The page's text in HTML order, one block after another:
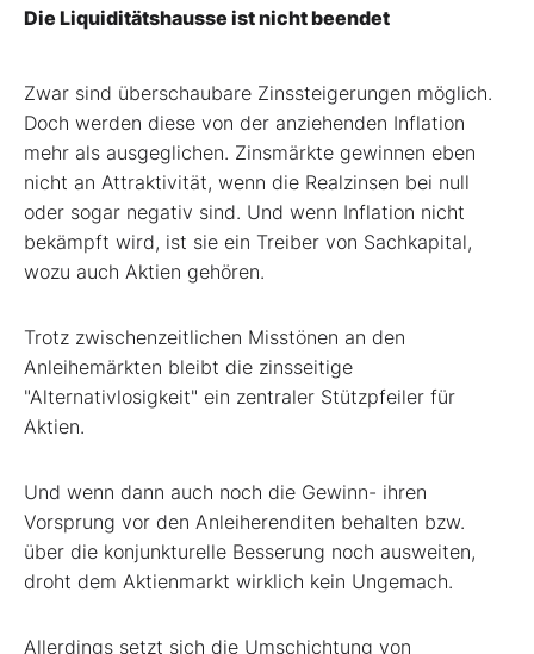
Die Liquiditätshausse ist nicht beendet
Zwar sind überschaubare Zinssteigerungen möglich.
Doch werden diese von der anziehenden Inflation
mehr als ausgeglichen. Zinsmärkte gewinnen eben
nicht an Attraktivität, wenn die Realzinsen bei null
oder sogar negativ sind. Und wenn Inflation nicht
bekämpft wird, ist sie ein Treiber von Sachkapital,
wozu auch Aktien gehören.
Trotz zwischenzeitlichen Misstönen an den
Anleihemärkten bleibt die zinsseitige
"Alternativlosigkeit" ein zentraler Stützpfeiler für
Aktien.
Und wenn dann auch noch die Gewinn- ihren
Vorsprung vor den Anleiherenditen behalten bzw.
über die konjunkturelle Besserung noch ausweiten,
droht dem Aktienmarkt wirklich kein Ungemach.
Allerdings setzt sich die Umschichtung von